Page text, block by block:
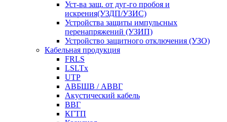
Уст-ва защ. от дуг-го пробоя и
искрения(УЗДП/УЗИС)
Устройства защиты импульсных
перенапряжений (УЗИП)
Устройство защитного отключения (УЗО)
Кабельная продукция
FRLS
LSLTx
UTP
АВБШВ / АВВГ
Акустический кабель
ВВГ
КГТП